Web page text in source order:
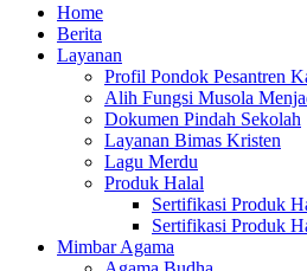
Home
Berita
Layanan
Profil Pondok Pesantren
Alih Fungsi Musola
Dokumen Pindah Sekolah
Layanan Bimas Kristen
Lagu Merdu
Produk Halal
Sertifikasi Produk
Sertifikasi Produk
Mimbar Agama